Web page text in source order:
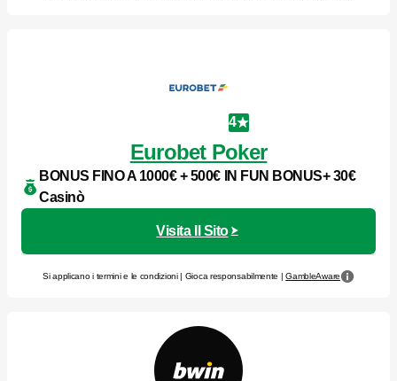
4
Eurobet Poker
BONUS FINO A 1000€ + 500€ IN FUN BONUS+ 30€
Casinò
Visita Il Sito
Si applicano i termini e le condizioni | Gioca responsabilmente |GambleAware